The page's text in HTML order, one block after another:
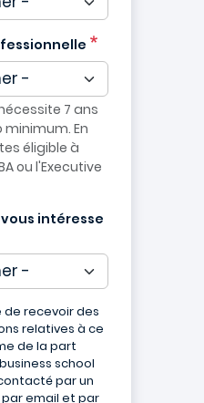
7 ans
En
éligible à
ou l'Executive
intéresse
de recevoir des
relatives à ce
de la part
school
par un
email et par